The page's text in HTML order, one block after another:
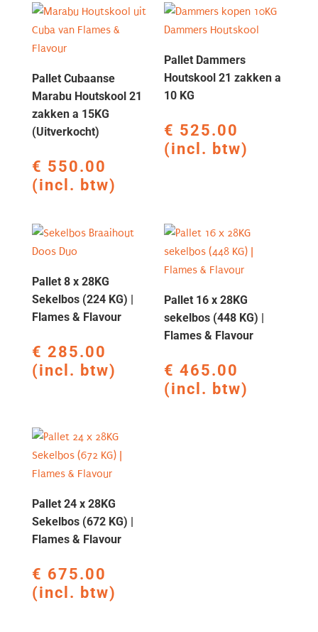
nieuwste
Pallet Cubaanse
Marabu Houtskool 21
zakken a 15KG
(Uitverkocht)
€ 550.00
(incl. btw)
Pallet Dammers
Houtskool 21 zakken a
10 KG
€ 525.00
(incl. btw)
Pallet 8 x 28KG
Sekelbos (224 KG) |
Flames & Flavour
€ 285.00
(incl. btw)
Pallet 16 x 28KG
sekelbos (448 KG) |
Flames & Flavour
€ 465.00
(incl. btw)
Pallet 24 x 28KG
Sekelbos (672 KG) |
Flames & Flavour
€ 675.00
(incl. btw)